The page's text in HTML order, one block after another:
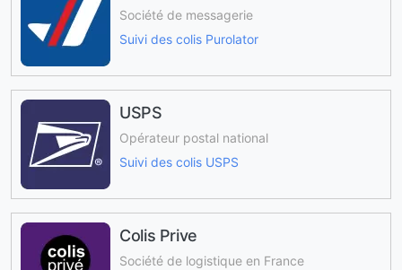
Société de messagerie
Suivi des colis Purolator
USPS
Opérateur postal national
Suivi des colis USPS
Colis Prive
Société de logistique en France